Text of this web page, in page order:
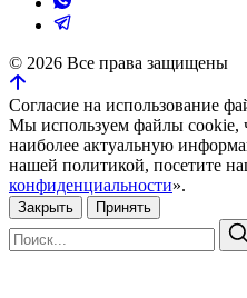
© 2026 Все права защищены
Согласие на использование
Мы используем файлы cookie,
наиболее актуальную
нашей политикой, посетите
конфиденциальности».
Закрыть Принять
Искать: